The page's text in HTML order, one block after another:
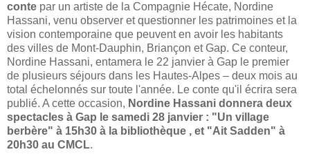
conte par un artiste de la Compagnie Hécate, Nordine
Hassani, venu observer et questionner les patrimoines et la
vision contemporaine que peuvent en avoir les habitants
des villes de Mont-Dauphin, Briançon et Gap. Ce conteur,
Nordine Hassani, entamera le 22 janvier à Gap le premier
de plusieurs séjours dans les Hautes-Alpes – deux mois au
total échelonnés sur toute l'année. Le conte qu'il écrira sera
publié. A cette occasion, Nordine Hassani donnera deux
spectacles à Gap le samedi 28 janvier : "Un village
berbère" à 15h30 à la bibliothèque , et "Ait Sadden" à
20h30 au CMCL.